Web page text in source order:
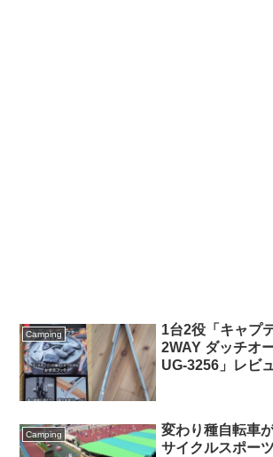
Camping
1台2役「キャプ
2WAY ダッチオ
UG-3256」レビ
Camping
変わり種自転車
サイクルスポー